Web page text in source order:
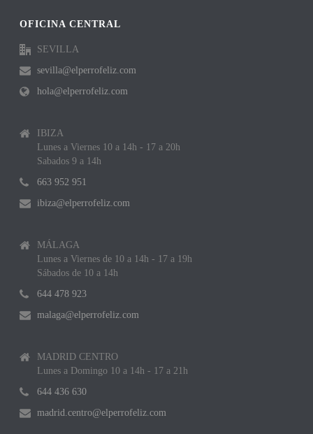
OFICINA CENTRAL
SEVILLA
sevilla@elperrofeliz.com
hola@elperrofeliz.com
IBIZA
Lunes a Viernes 10 a 14h - 17 a 20h
Sabados 9 a 14h
663 952 951
ibiza@elperrofeliz.com
MÁLAGA
Lunes a Viernes de 10 a 14h - 17 a 19h
Sábados de 10 a 14h
644 478 923
malaga@elperrofeliz.com
MADRID CENTRO
Lunes a Domingo 10 a 14h - 17 a 21h
644 436 630
madrid.centro@elperrofeliz.com